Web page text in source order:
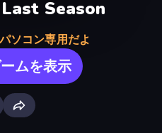
Season
ソコン専用だよ
ムを表示